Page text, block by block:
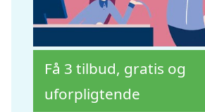
Få 3 tilbud, gratis og
uforpligtende